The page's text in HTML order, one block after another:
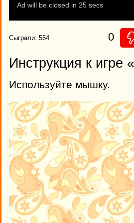
Сыграли: 554 0
Инструкция к
Используйте мышку.